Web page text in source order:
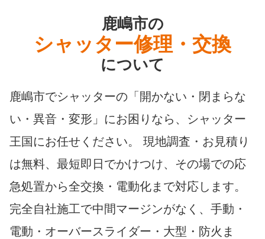
鹿嶋市の
シャッター修理・交換
について
鹿嶋市でシャッターの「開かない・閉まらな
い・異音・変形」にお困りなら、シャッター
王国にお任せください。 現地調査・お見積り
は無料、最短即日でかけつけ、その場での応
急処置から全交換・電動化まで対応します。
完全自社施工で中間マージンがなく、手動・
電動・オーバースライダー・大型・防火ま